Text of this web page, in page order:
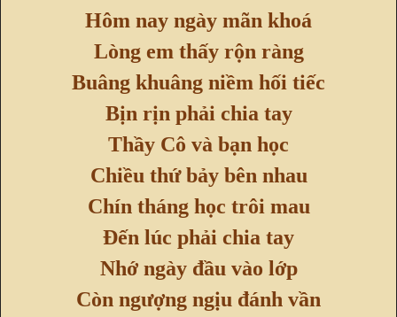
Hôm nay ngày mãn khoá
Lòng em thấy rộn ràng
Buâng khuâng niềm hối tiếc
Bịn rịn phải chia tay
Thầy Cô và bạn học
Chiều thứ bảy bên nhau
Chín tháng học trôi mau
Đến lúc phải chia tay
Nhớ ngày đầu vào lớp
Còn ngượng ngịu đánh vần